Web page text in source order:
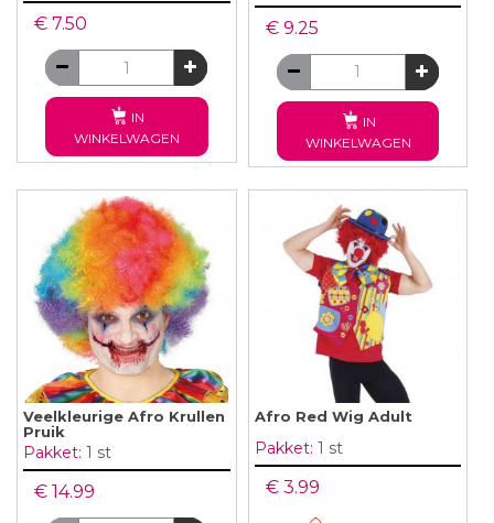
€ 7.50
IN
WINKELWAGEN
€ 9.25
IN
WINKELWAGEN
Veelkleurige Afro Krullen
Pruik
Pakket: 1 st
€ 14.99
Afro Red Wig Adult
Pakket: 1 st
€ 3.99